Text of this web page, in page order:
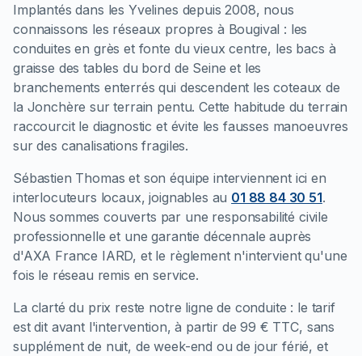
Implantés dans les Yvelines depuis 2008, nous
connaissons les réseaux propres à Bougival : les
conduites en grès et fonte du vieux centre, les bacs à
graisse des tables du bord de Seine et les
branchements enterrés qui descendent les coteaux de
la Jonchère sur terrain pentu. Cette habitude du terrain
raccourcit le diagnostic et évite les fausses manoeuvres
sur des canalisations fragiles.
Sébastien Thomas et son équipe interviennent ici en
interlocuteurs locaux, joignables au 01 88 84 30 51.
Nous sommes couverts par une responsabilité civile
professionnelle et une garantie décennale auprès
d'AXA France IARD, et le règlement n'intervient qu'une
fois le réseau remis en service.
La clarté du prix reste notre ligne de conduite : le tarif
est dit avant l'intervention, à partir de 99 € TTC, sans
supplément de nuit, de week-end ou de jour férié, et